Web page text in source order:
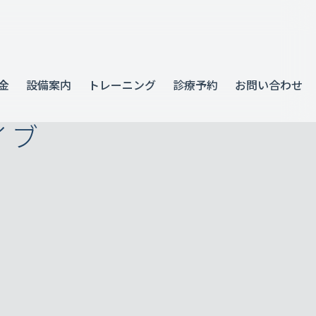
設備案内 トレーニング 診療予約 お問い合わせ
ブ